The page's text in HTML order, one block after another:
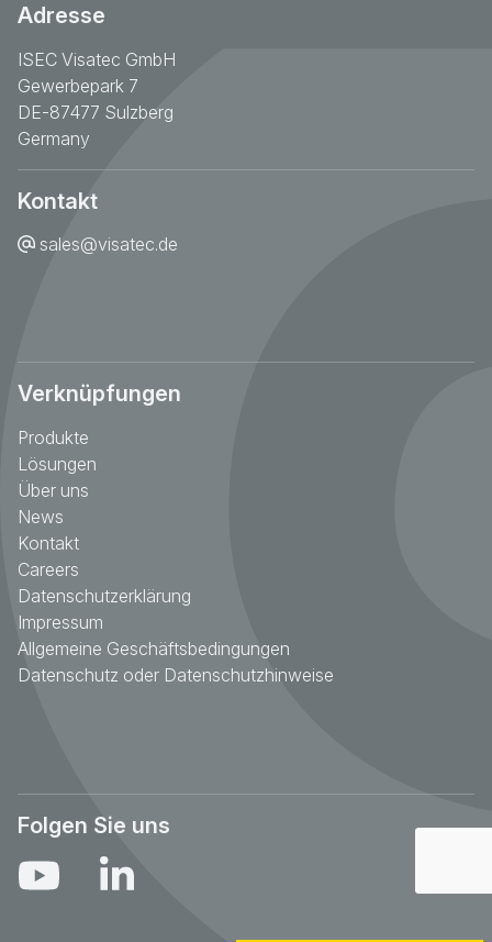
Adresse
ISEC Visatec GmbH
Gewerbepark 7
DE-87477 Sulzberg
Germany
Kontakt
sales@visatec.de
Verknüpfungen
Produkte
Lösungen
Über uns
News
Kontakt
Careers
Datenschutzerklärung
Impressum
Allgemeine Geschäftsbedingungen
Datenschutz oder Datenschutzhinweise
Folgen Sie uns